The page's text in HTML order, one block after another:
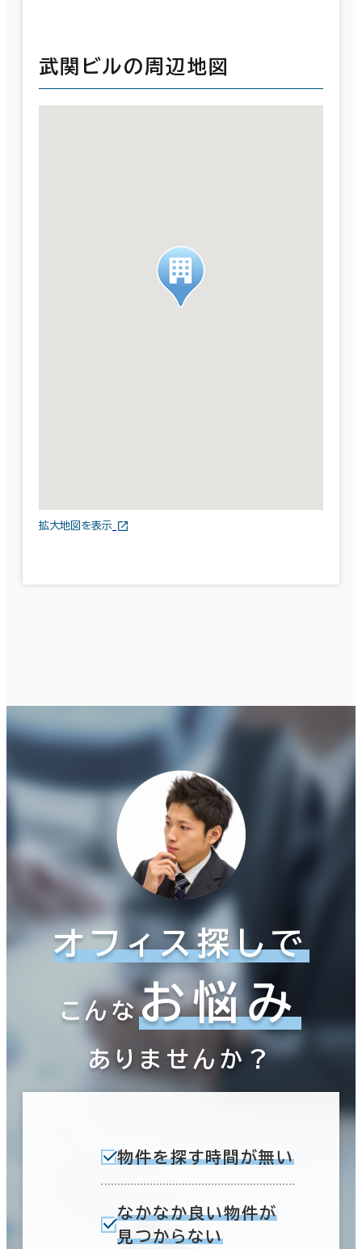
武関ビルの周辺地図
拡大地図を表示
オフィス探しで
こんなお悩み
ありませんか？
物件を探す時間が無い
なかなか良い物件が
見つからない